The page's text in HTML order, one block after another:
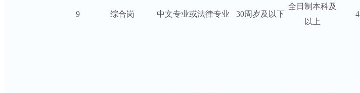
9 综合岗 中文专业或法律专业 30周岁及以下
全日制本科及
以上
4